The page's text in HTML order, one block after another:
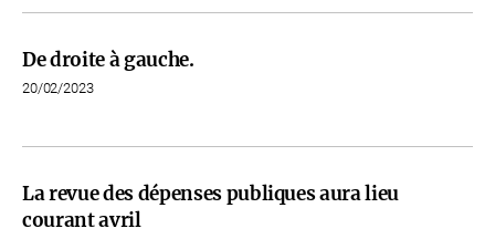
De droite à gauche.
20/02/2023
La revue des dépenses publiques aura lieu
courant avril